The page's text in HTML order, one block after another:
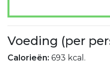
Voeding (per
Calorieën: 693 kcal.